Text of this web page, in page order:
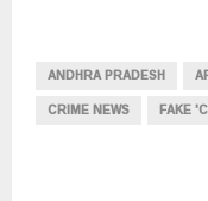
ANDHRA PRADESH
CRIME NEWS
FAKE